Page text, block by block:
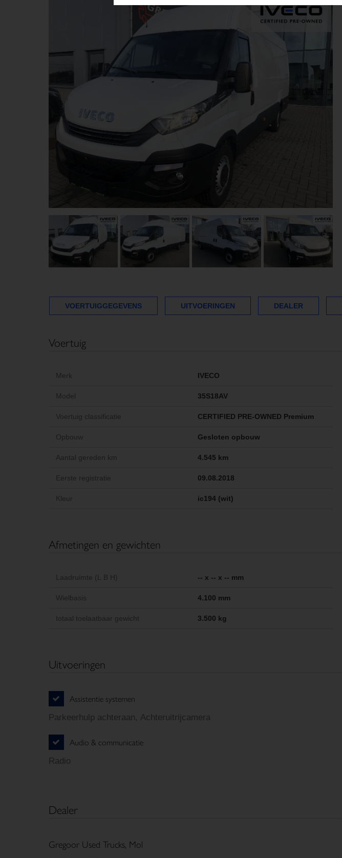
VOERTUIGGEGEVENS UITVOERINGEN DEALER
Voertuig
Merk IVECO
Model 35S18AV
Voertuig classificatie CERTIFIED PRE-OWNED Premium
Opbouw Gesloten opbouw
Aantal gereden km 4.545 km
Eerste registratie 09.08.2018
Kleur ic194 (wit)
Afmetingen en gewichten
Laadruimte (L B H) -- x -- x -- mm
Wielbasis 4.100 mm
totaal toelaatbaar gewicht 3.500 kg
Uitvoeringen
Assistentie systemen
Parkeerhulp achteraan, Achteruitrijcamera
Audio & communicatie
Radio
Dealer
Gregoor Used Trucks, Mol